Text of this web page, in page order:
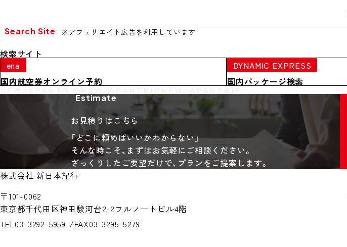
Search Site
検索サイト
※アフェリエイト広告を利用しています
ena
国内航空券オンライン予約
DYNAMIC EXPRESS
国内パッケージ検索
NEWJAPANTRIPNEWJAPANTRIPNEWJAPANTRIP
Estimate
お見積りはこちら
「どこに頼めばいいかわからない」
そんな時こそ、まずはお気軽にご相談ください。
ざっくりしたご要望だけで、プランをご提案します。
株式会社 新日本紀行
〒101-0062
東京都千代田区神田駿河台2-2 フルノートビル4階
TEL03-3292-5959 FAX03-3295-5279